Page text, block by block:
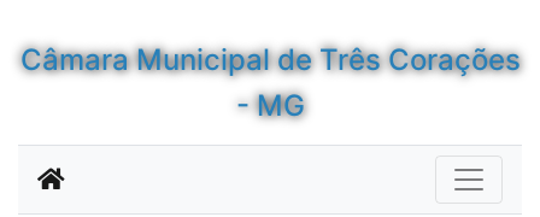
Câmara Municipal de Três Corações
- MG